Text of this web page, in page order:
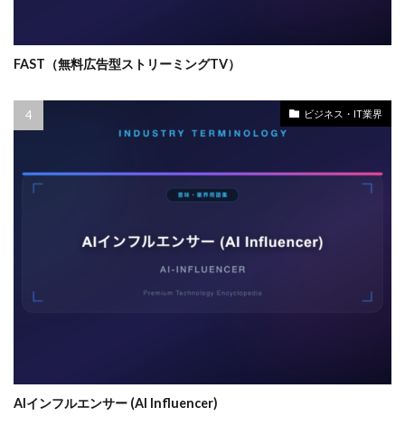
FAST（無料広告型ストリーミングTV）
ビジネス・IT業界
AIインフルエンサー (AI Influencer)